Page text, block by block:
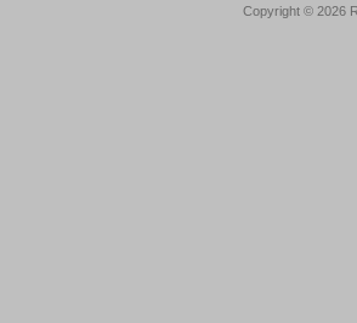
Copyright © 2026